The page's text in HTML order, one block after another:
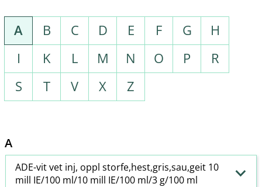
A B C D E F G
H
I
K L M N O P
R
S
T V X Z
A
ADE-vit vet inj, oppl storfe,hest,gris,sau,geit 10
mill IE/100 ml/10 mill IE/100 ml/3 g/100 ml